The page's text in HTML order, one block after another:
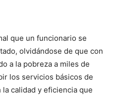
que un funcionario se
olvidándose de que con
a la pobreza a miles de
los servicios básicos de
calidad y eficiencia que